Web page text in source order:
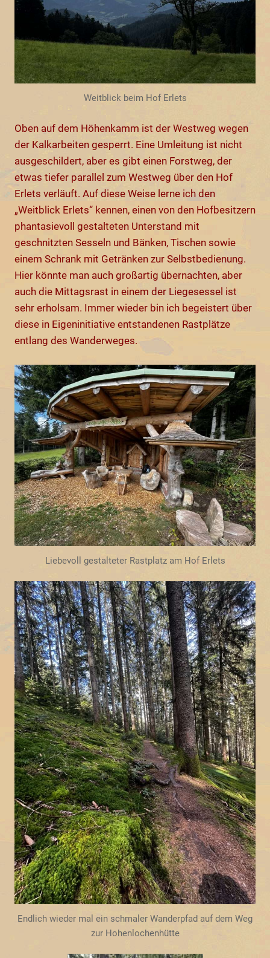
Weitblick beim Hof Erlets
Oben auf dem Höhenkamm ist der Westweg wegen
der Kalkarbeiten gesperrt. Eine Umleitung ist nicht
ausgeschildert, aber es gibt einen Forstweg, der
etwas tiefer parallel zum Westweg über den Hof
Erlets verläuft. Auf diese Weise lerne ich den
„Weitblick Erlets“ kennen, einen von den Hofbesitzern
phantasievoll gestalteten Unterstand mit
geschnitzten Sesseln und Bänken, Tischen sowie
einem Schrank mit Getränken zur Selbstbedienung.
Hier könnte man auch großartig übernachten, aber
auch die Mittagsrast in einem der Liegesessel ist
sehr erholsam. Immer wieder bin ich begeistert über
diese in Eigeninitiative entstandenen Rastplätze
entlang des Wanderweges.
Liebevoll gestalteter Rastplatz am Hof Erlets
Endlich wieder mal ein schmaler Wanderpfad auf dem Weg
zur Hohenlochenhütte